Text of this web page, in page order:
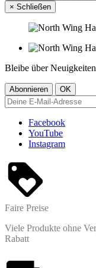
× Schließen
Bleibe über
Facebook
YouTube
Instagram
Faire Preise
Viele Produkte ohne
Rabatt